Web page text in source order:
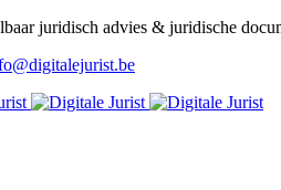
juridisch advies & juridische